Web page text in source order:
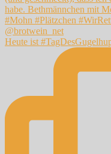
Heute ist